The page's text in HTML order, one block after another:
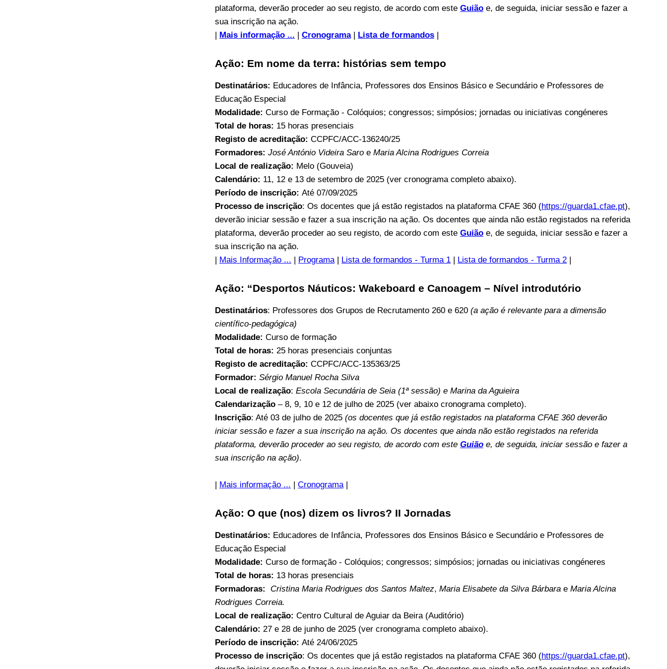
plataforma, deverão proceder ao seu registo, de acordo com este Guião e, de seguida, iniciar sessão e fazer a
sua inscrição na ação.
| Mais informação ... | Cronograma| Lista de formandos |
Ação: Em nome da terra: histórias sem tempo
Destinatários: Educadores de Infância, Professores dos Ensinos Básico e Secundário e Professores de
Educação Especial
Modalidade: Curso de Formação - Colóquios; congressos; simpósios; jornadas ou iniciativas congéneres
Total de horas: 15 horas presenciais
Registo de acreditação: CCPFC/ACC-136240/25
Formadores: José António Videira Saro e Maria Alcina Rodrigues Correia
Local de realização: Melo (Gouveia)
Calendário: 11, 12 e 13 de setembro de 2025 (ver cronograma completo abaixo).
Período de inscrição: Até 07/09/2025
Processo de inscrição: Os docentes que já estão registados na plataforma CFAE 360 (https://guarda1.cfae.pt),
deverão iniciar sessão e fazer a sua inscrição na ação. Os docentes que ainda não estão registados na referida
plataforma, deverão proceder ao seu registo, de acordo com este Guião e, de seguida, iniciar sessão e fazer a
sua inscrição na ação.
| Mais Informação ... | Programa| Lista de formandos - Turma 1 | Lista de formandos - Turma 2 |
Ação: “Desportos Náuticos: Wakeboard e Canoagem – Nível introdutório
Destinatários: Professores dos Grupos de Recrutamento 260 e 620 (a ação é relevante para a dimensão
científico-pedagógica)
Modalidade: Curso de formação
Total de horas: 25 horas presenciais conjuntas
Registo de acreditação: CCPFC/ACC-135363/25
Formador: Sérgio Manuel Rocha Silva
Local de realização: Escola Secundária de Seia (1ª sessão) e Marina da Aguieira
Calendarização – 8, 9, 10 e 12 de julho de 2025 (ver abaixo cronograma completo).
Inscrição: Até 03 de julho de 2025 (os docentes que já estão registados na plataforma CFAE 360 deverão
iniciar sessão e fazer a sua inscrição na ação. Os docentes que ainda não estão registados na referida
plataforma, deverão proceder ao seu registo, de acordo com este Guião e, de seguida, iniciar sessão e fazer a
sua inscrição na ação).
| Mais informação ... | Cronograma|
Ação: O que (nos) dizem os livros? II Jornadas
Destinatários: Educadores de Infância, Professores dos Ensinos Básico e Secundário e Professores de
Educação Especial
Modalidade: Curso de formação - Colóquios; congressos; simpósios; jornadas ou iniciativas congéneres
Total de horas: 13 horas presenciais
Formadoras:
Cristina Maria Rodrigues dos Santos Maltez, Maria Elisabete da Silva Bárbara e Maria Alcina
Rodrigues Correia.
Local de realização: Centro Cultural de Aguiar da Beira (Auditório)
Calendário: 27 e 28 de junho de 2025 (ver cronograma completo abaixo).
Período de inscrição: Até 24/06/2025
Processo de inscrição: Os docentes que já estão registados na plataforma CFAE 360 (https://guarda1.cfae.pt),